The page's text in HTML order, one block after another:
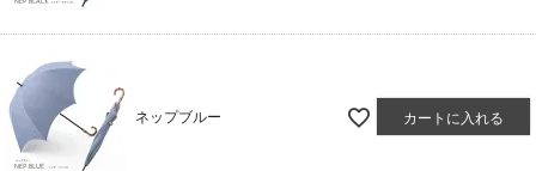
ネップブルー カートに入れる